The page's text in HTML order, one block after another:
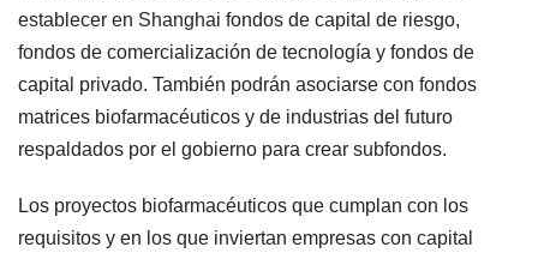
establecer en Shanghai fondos de capital de riesgo,
fondos de comercialización de tecnología y fondos de
capital privado. También podrán asociarse con fondos
matrices biofarmacéuticos y de industrias del futuro
respaldados por el gobierno para crear subfondos.
Los proyectos biofarmacéuticos que cumplan con los
requisitos y en los que inviertan empresas con capital